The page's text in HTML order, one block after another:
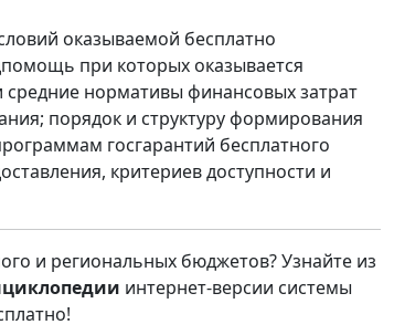
оказываемой бесплатно
при которых оказывается
нормативы финансовых затрат
порядок и структуру формирования
госгарантий бесплатного
критериев доступности и
и региональных бюджетов? Узнайте из
интернет-версии системы